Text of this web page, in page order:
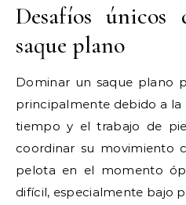
Desafíos
saque plano
Dominar un saque plano
principalmente debido a la
tiempo y el trabajo de
coordinar su movimiento
pelota en el momento
difícil, especialmente bajo